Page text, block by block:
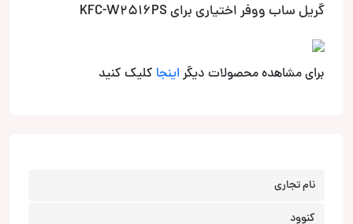
گریل ساب ووفر اختیاری برای KFC-W2516PS
برای مشاهده محصولات دیگراینجا کلیک کنید
نام تجاری
کنوود